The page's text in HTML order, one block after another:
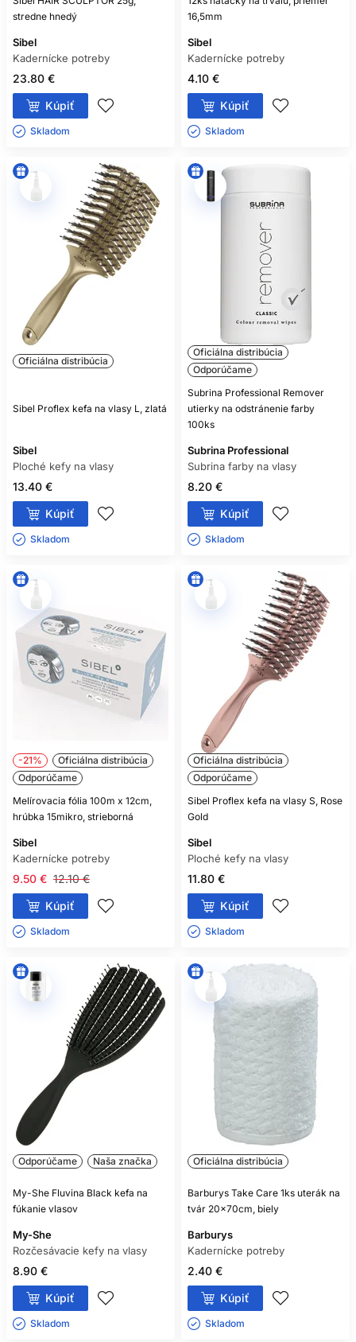
stredne hnedý
Sibel
Kadernícke potreby
23.80 €
Kúpiť
Skladom ㅤ
16,5mm
Sibel
Kadernícke potreby
4.10 €
Kúpiť
Skladom ㅤ
Oficiálna distribúcia
Sibel Proflex kefa na vlasy L, zlatá
Sibel
Ploché kefy na vlasy
13.40 €
Kúpiť
Skladom ㅤ
Oficiálna distribúcia
Odporúčame
Subrina Professional Remover
utierky na odstránenie farby
100ks
Subrina Professional
Subrina farby na vlasy
8.20 €
Kúpiť
Skladom ㅤ
-21%
Oficiálna distribúcia
Odporúčame
Melírovacia fólia 100m x 12cm,
hrúbka 15mikro, strieborná
Sibel
Kadernícke potreby
12.10 €
9.50 €
Kúpiť
Skladom ㅤ
Oficiálna distribúcia
Odporúčame
Sibel Proflex kefa na vlasy S, Rose
Gold
Sibel
Ploché kefy na vlasy
11.80 €
Kúpiť
Skladom ㅤ
Odporúčame Naša značka
My-She Fluvina Black kefa na
fúkanie vlasov
My-She
Rozčesávacie kefy na vlasy
8.90 €
Kúpiť
Skladom ㅤ
Oficiálna distribúcia
Barburys Take Care 1ks uterák na
tvár 20x70cm, biely
Barburys
Kadernícke potreby
2.40 €
Kúpiť
Skladom ㅤ